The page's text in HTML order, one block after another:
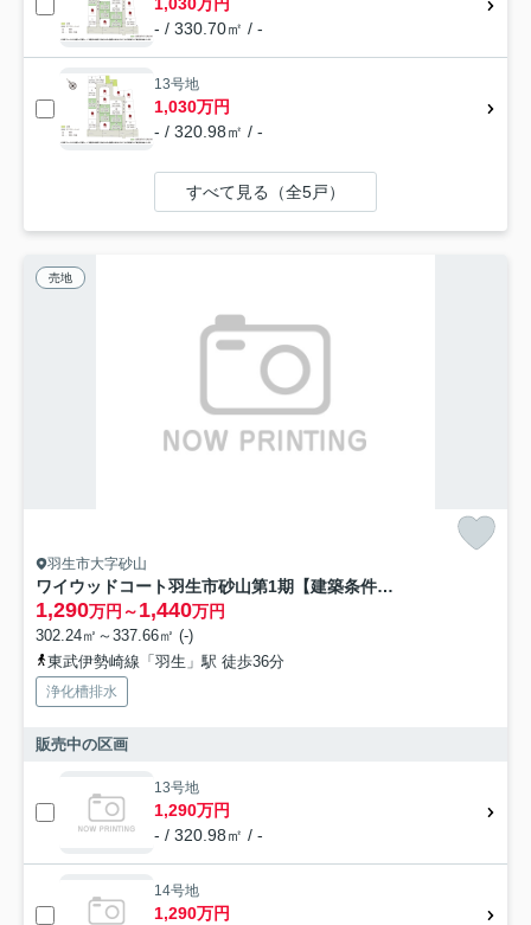
- / 330.70㎡ / -
13号地
1,030万円
- / 320.98㎡ / -
すべて見る（全5戸）
売地
羽生市大字砂山
ワイウッドコート羽生市砂山第1期【建築条件無し売地】
1,290万円～1,440万円
302.24㎡～337.66㎡ (-)
東武伊勢崎線「羽生」駅 徒歩36分
浄化槽排水
販売中の区画
13号地
1,290万円
- / 320.98㎡ / -
14号地
1,290万円